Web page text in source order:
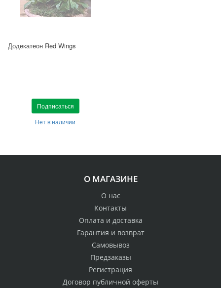
Додекатеон Red Wings
Подписаться
Нет в наличии
О МАГАЗИНЕ
О нас
Контакты
Оплата и доставка
Гарантия и возврат
Самовывоз
Предзаказы
Регистрация
Договор публичной оферты